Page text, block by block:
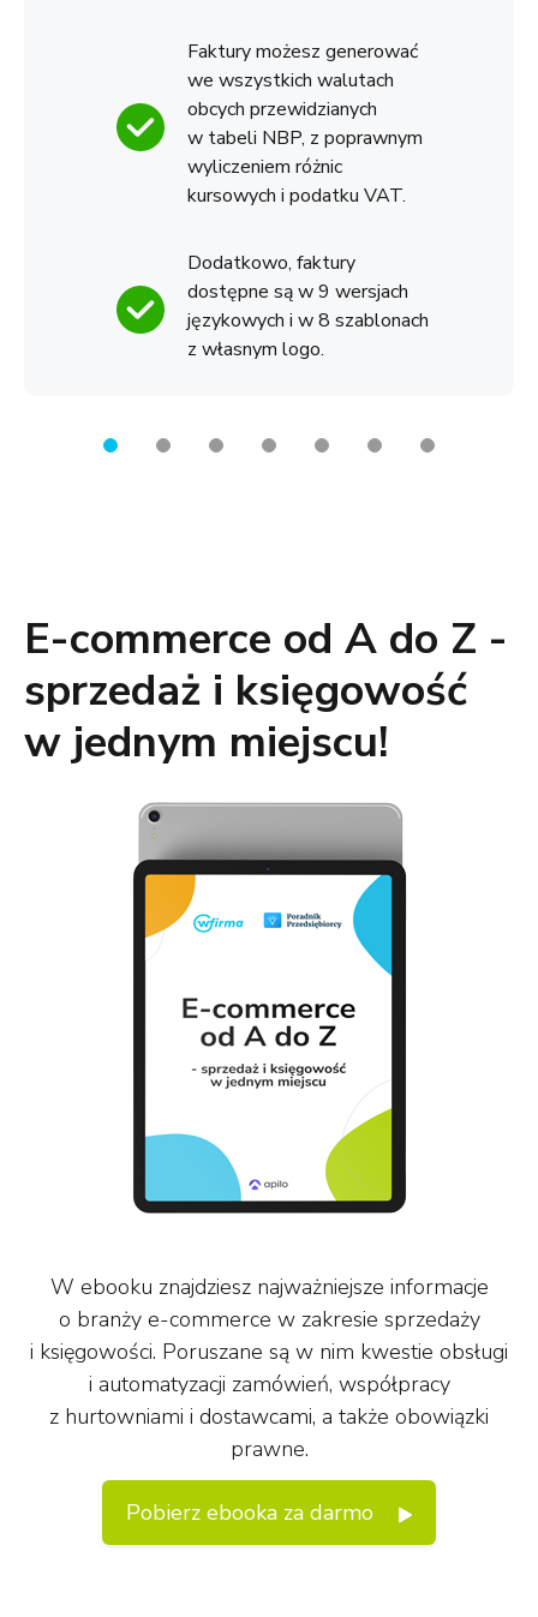
Faktury możesz generować
we wszystkich walutach
obcych przewidzianych
w tabeli NBP, z poprawnym
wyliczeniem różnic
kursowych i podatku VAT.
Dodatkowo, faktury
dostępne są w 9 wersjach
językowych i w 8 szablonach
z własnym logo.
E-commerce od A do Z -
sprzedaż i księgowość
w jednym miejscu!
W ebooku znajdziesz najważniejsze informacje
o branży e-commerce w zakresie sprzedaży
i księgowości. Poruszane są w nim kwestie obsługi
i automatyzacji zamówień, współpracy
z hurtowniami i dostawcami, a także obowiązki
prawne.
Pobierz ebooka za darmo